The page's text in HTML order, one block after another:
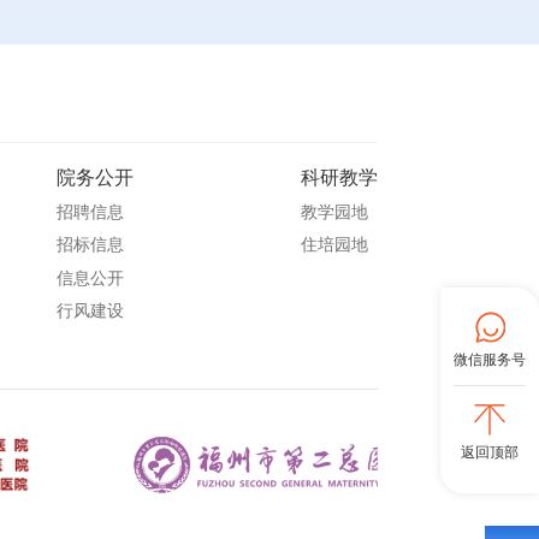
院务公开
招聘信息
招标信息
信息公开
行风建设
科研教学
教学园地
住培园地
微信服务号
返回顶部